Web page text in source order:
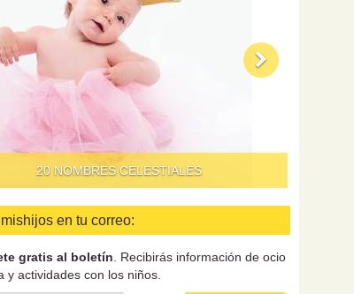
20 NOMBRES CELESTIALES
en tu correo:
gratis al boletín . Recibirás información de ocio
y actividades con los niños.